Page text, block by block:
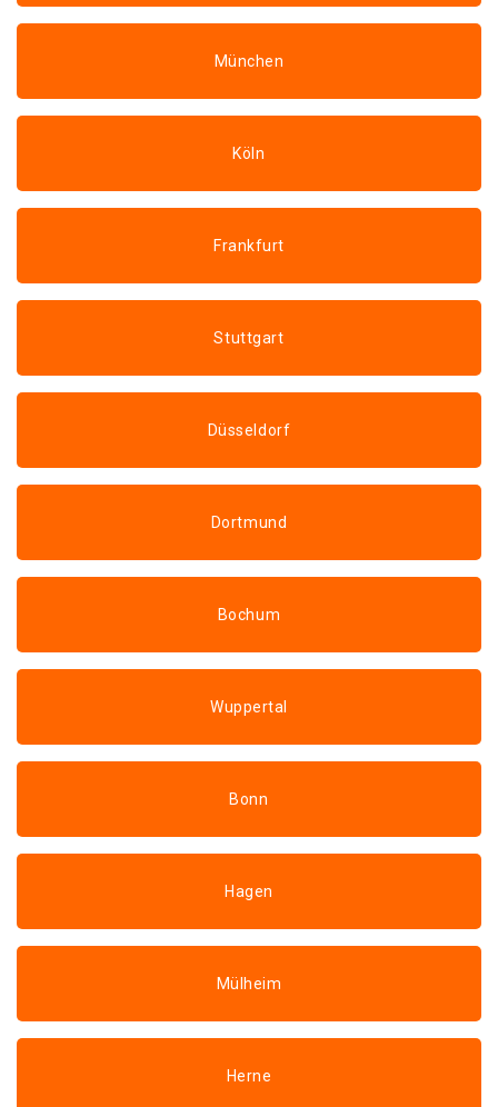
München
Köln
Frankfurt
Stuttgart
Düsseldorf
Dortmund
Bochum
Wuppertal
Bonn
Hagen
Mülheim
Herne